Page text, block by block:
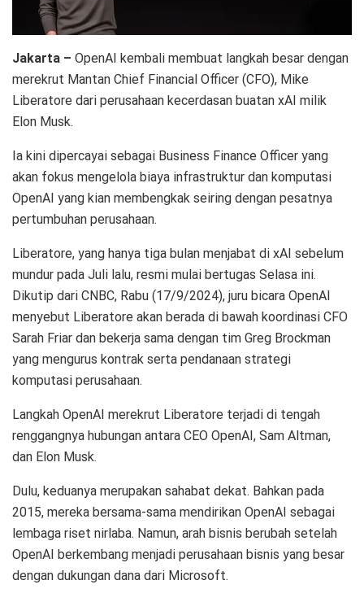
Jakarta – OpenAI kembali membuat langkah besar dengan
merekrut Mantan Chief Financial Officer (CFO), Mike
Liberatore dari perusahaan kecerdasan buatan xAI milik
Elon Musk.
Ia kini dipercayai sebagai Business Finance Officer yang
akan fokus mengelola biaya infrastruktur dan komputasi
OpenAI yang kian membengkak seiring dengan pesatnya
pertumbuhan perusahaan.
Liberatore, yang hanya tiga bulan menjabat di xAI sebelum
mundur pada Juli lalu, resmi mulai bertugas Selasa ini.
Dikutip dari CNBC, Rabu (17/9/2024), juru bicara OpenAI
menyebut Liberatore akan berada di bawah koordinasi CFO
Sarah Friar dan bekerja sama dengan tim Greg Brockman
yang mengurus kontrak serta pendanaan strategi
komputasi perusahaan.
Langkah OpenAI merekrut Liberatore terjadi di tengah
renggangnya hubungan antara CEO OpenAI, Sam Altman,
dan Elon Musk.
Dulu, keduanya merupakan sahabat dekat. Bahkan pada
2015, mereka bersama-sama mendirikan OpenAI sebagai
lembaga riset nirlaba. Namun, arah bisnis berubah setelah
OpenAI berkembang menjadi perusahaan bisnis yang besar
dengan dukungan dana dari Microsoft.